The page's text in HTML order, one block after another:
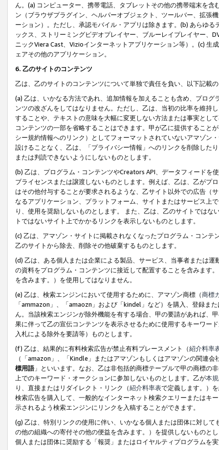
ん。(a) コンピューター、携帯電話、タブレットその他の携帯端末を
ン（ブラウザプラグイン、ヘルパーオブジェクト、ツールバー、拡張
ーション）。ただし、承認モバイル・アプリは除きます。(b) あらゆ
ックス、ストリーミングビデオプレイヤー、ブルーレイプレイヤー、
ニックViera Cast、Vizioインターネットアプリケーション等）。(c)
ェアその他のアプリケーション。
6. 乙のサイトのコンテンツ
乙は、乙のサイトのコンテンツについて単独で責任を負い、以下記載
(a) 乙は、いかなる方法であれ、追加情報を加えることも含め、プロ
ンツの改ざんをしてはなりません。ただし、乙は、当初の比率を維持
することや、テキストの意味を大幅に変更しない方法または事実とし
コンテンツの一部を省略することはできます。甲が乙に提供すること
シー規約情報へのリンク）としてフォーマットされていないアマゾン
設けることなく、乙は、「プライバシー情報」へのリンクを削除した
または判読できないようにしないものとします。
(b) 乙は、プログラム・コンテンツやCreators API、データフィード
ブライセンスまたは譲渡しないものとします。例えば、乙は、乙がプ
はその他付与することが要求されるような、乙サイト以外での広告（
なるアプリケーション、プラットフォーム、サイトまたはサービス上
り、使用を奨励しないものとします。 また、乙は、乙のサイトでは
トではないサイト上でかかるリンクを表示しないものとします。
(c) 乙は、アマゾン・サイトに掲載されなくなったプログラム・コン
乙のサイトから除去、削除その他破棄するものとします。
(d) 乙は、ある個人または企業による製品、サービス、当事者または
の資料をプログラム・コンテンツに接近して配置することを含みます
を含みます。）を使用してはなりません。
(e) 乙は、検索エンジンにおいて使用するために、アマゾン商標（商標
「ammazon」、「amaozn」および「kindel」など）を購入、登録ま
ん。当該検索エンジンが除外機能を有する場合、甲の要請があれば、
果に伴って乙の宣伝コンテンツを表示させるために使用するキーワー
入札による除外を要請等）ものとします。
(f) 乙は、結果的に有料検索広告が禁止有料プレースメント（紹介料率
（「amazon」、「Kindle」またはアマゾンもしくはアマゾンの関連
標用語」といいます。なお、乙は非包括的商標テーブルで甲の商標の
上でのキーワード・オークションに参加しないものとします。乙が本
り、直接またはリダイレクト・リンク（紹介料率表で定義します。）
検索広告を購入して、一般的なインターネット検索クエリーまたはキ
示されるよう検索エンジンにリンクを入稿することができます。
(g) 乙は、特別リンクの使用に伴い、いかなる個人または団体に対し
の他の組織への寄付その他の便益を含みます。）を提供しないものと
個人または団体に奨励する「報奨」またはロイヤルティプログラムを